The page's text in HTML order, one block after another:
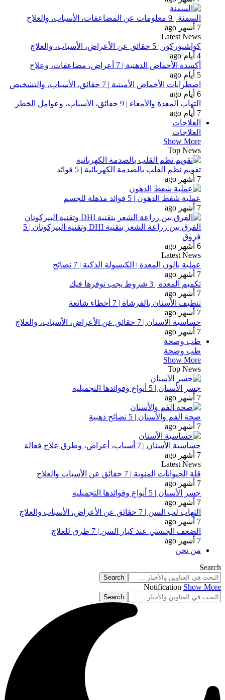
السمنة | 9 معلومات عن المضاعفات، الأسباب، والعلاج
7 أشهر ago
Latest News
كواشيوركور | 5 حقائق عن الأعراض، الأسباب، والعلاج
4 أيام ago
أكسدة الأحماض الدهنية | 7 أعراض، مضاعفات، وعلاج
5 أيام ago
اضطرابات الأحماض الأمينية | 7 حقائق، الأسباب، والتشخيص
6 أيام ago
التهاب المعدة والأمعاء | 9 حقائق، الأسباب، وعوامل الخطر
7 أيام ago
العلاجات
العلاجات
Show More
Top News
تقويم نظم القلب بالصدمة الكهربائية | 5 فوائد
7 أشهر ago
عملية شفط الدهون | 5 فوائد مذهلة للجسم
7 أشهر ago
الفرق بين زراعة الشعر بتقنية DHI وتقنية البيركوتان | 5
فروق
6 أشهر ago
Latest News
عملية بالون المعدة | الكبسولة الذكية | 7 نصائح
7 أشهر ago
تكميم المعدة | 3 شروط يجب توفرها فيك
7 أشهر ago
تنظيف الأسنان بالفرشاة | 7 أخطاء شائعة
7 أشهر ago
حساسية الاسنان | 7 حقائق عن الأعراض، الأسباب، والعلاج
7 أشهر ago
طب وصحة
طب وصحة
Show More
Top News
جسر الأسنان | 5 أنواع وفوائدها التجميلية
7 أشهر ago
صحة الفم والأسنان | 5 نصائح ذهبية
7 أشهر ago
حساسية الأسنان | 7 أسباب، أعراض، وطرق علاج فعالة
7 أشهر ago
Latest News
قلة الحيوانات المنوية | 7 حقائق عن الأسباب والعلاج
7 أشهر ago
جسر الأسنان | 5 أنواع وفوائدها التجميلية
7 أشهر ago
التهاب لب السن | 7 حقائق عن الأعراض، الأسباب والعلاج
7 أشهر ago
الضعف الجنسي عند كبار السن | 7 طرق للعلاج
7 أشهر ago
من نحن
Search
Notification Show More